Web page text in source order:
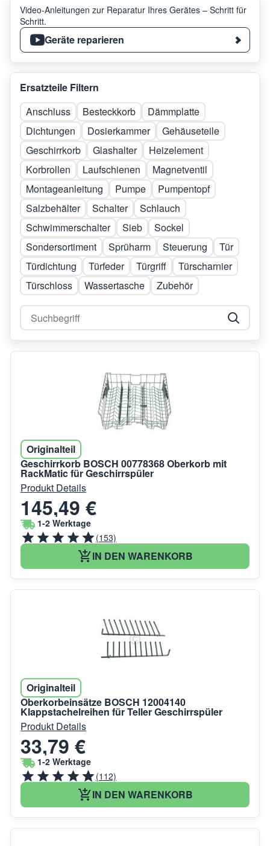
Video-Anleitungen zur Reparatur Ihres Gerätes – Schritt für
Schritt.
Geräte reparieren
Ersatzteile Filtern
Anschluss
Besteckkorb
Dämmplatte
Dichtungen
Dosierkammer
Gehäuseteile
Geschirrkorb
Glashalter
Heizelement
Korbrollen
Laufschienen
Magnetventil
Montageanleitung
Pumpe
Pumpentopf
Salzbehälter
Schalter
Schlauch
Schwimmerschalter
Sieb
Sockel
Sondersortiment
Sprüharm Steuerung
Tür
Türdichtung
Türfeder Türgriff
Türscharnier
Türschloss
Wassertasche Zubehör
Originalteil
Geschirrkorb BOSCH 00778368 Oberkorb mit
RackMatic für Geschirrspüler
Produkt Details
145,49 €
1-2 Werktage
(153)
IN DEN WARENKORB
Originalteil
Oberkorbeinsätze BOSCH 12004140
Klappstachelreihen für Teller Geschirrspüler
Produkt Details
33,79 €
1-2 Werktage
(112)
IN DEN WARENKORB